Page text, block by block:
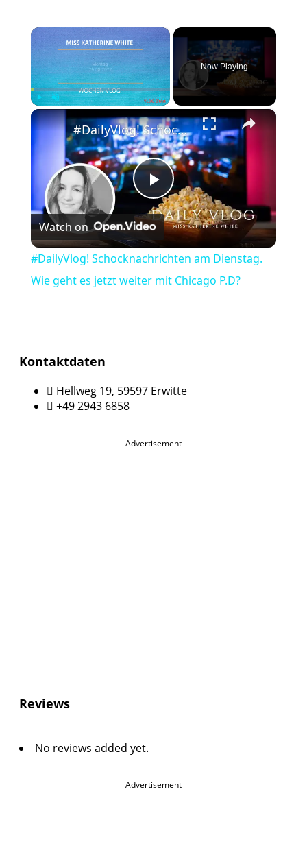
×
Play Unmute
Now Playing
×
Play
Video
#DailyVlog! Schocknachrichten am Dienstag. Wie geht es jetzt weiter mit Chicago P.D?
Watch on
#DailyVlog! Schocknachrichten am Dienstag.
Wie geht es jetzt weiter mit Chicago P.D?
Kontaktdaten
Hellweg 19, 59597 Erwitte
+49 2943 6858
Advertisement
Reviews
No reviews added yet.
Advertisement